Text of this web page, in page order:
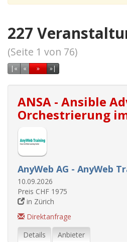
227
(Seite 1 von 76)
| « Erste Seite
« Vorherige Seite
»Nächste Seite
»|Letzte Seite
ANSA - Ansible
Orchestrierung
AnyWeb AG - AnyWeb
10.09.2026
Preis CHF 1975
in Zürich
Direktanfrage
Details
Anbieter